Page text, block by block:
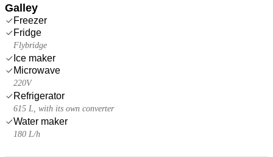
Galley
Freezer
Fridge
Flybridge
Ice maker
Microwave
220V
Refrigerator
615 L, with its own converter
Water maker
180 L/h